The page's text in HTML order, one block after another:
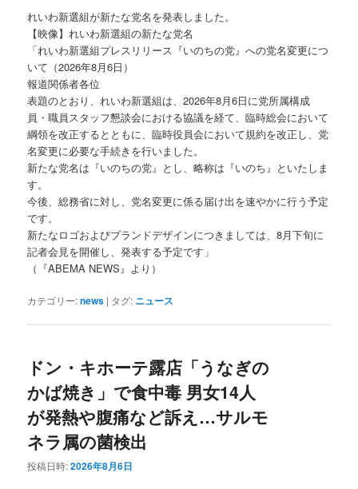
れいわ新選組が新たな党名を発表しました。
【映像】れいわ新選組の新たな党名
「れいわ新選組プレスリリース『いのちの党』への党名変更につ
いて（2026年8月6日）
報道関係者各位
表題のとおり、れいわ新選組は、2026年8月6日に党所属構成
員・職員スタッフ懇談会における協議を経て、臨時総会において
綱領を改正するとともに、臨時役員会において規約を改正し、党
名変更に必要な手続きを行いました。
新たな党名は『いのちの党』とし、略称は『いのち』といたしま
す。
今後、総務省に対し、党名変更に係る届け出を速やかに行う予定
です。
新たなロゴおよびブランドデザインにつきましては、8月下旬に
記者会見を開催し、発表する予定です」
（『ABEMA NEWS』より）
カテゴリー:news | タグ: ニュース
ドン・キホーテ露店「うなぎの
かば焼き」で食中毒 男女14人
が発熱や腹痛など訴え…サルモ
ネラ属の菌検出
投稿日時:2026年8月6日